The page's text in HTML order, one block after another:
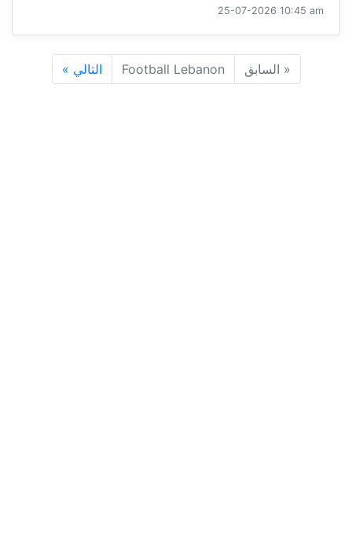
25-07-2026 10:45 am
« السابق Football Lebanon التالي »